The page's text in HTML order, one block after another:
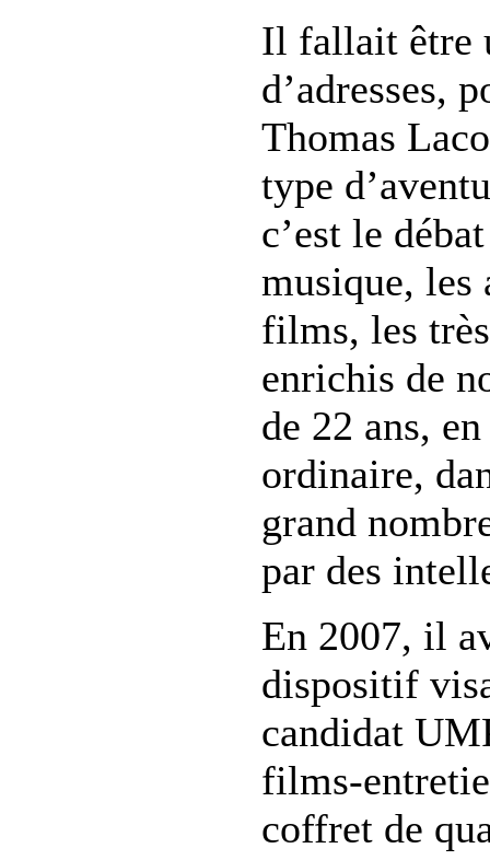
Il fallait être
d’adresses,
Thomas
type
c’est le
musique, les
films, les
enrichis de
de 22 ans,
ordinaire,
grand
par des
En 2007, il
dispositif
candidat
films-
coffret de